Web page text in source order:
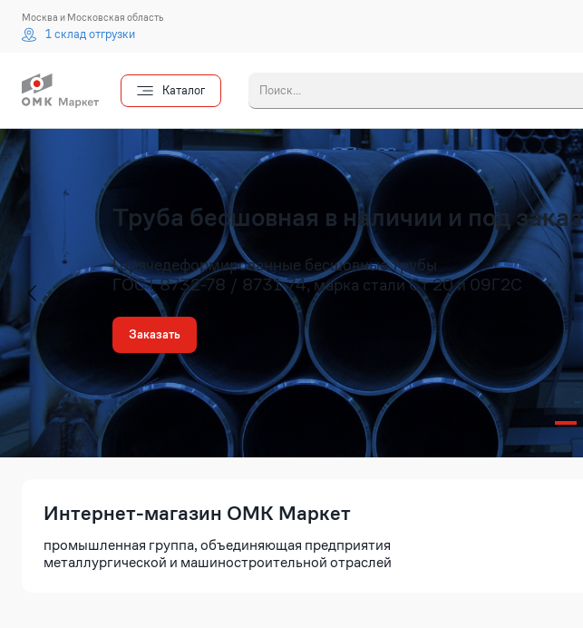
Москва и Московская область
1 склад отгрузки
Каталог
Введите 3 символа, чтобы начался поиск
Труба бесшовная в наличии и под заказ
Горячедеформированные бесшовные трубы
ГОСТ 8732-78 / 8731-74, марка стали Ст 20 и 09Г2С
Заказать
Интернет-магазин ОМК Маркет
промышленная группа, объединяющая предприятия
металлургической и машиностроительной отраслей